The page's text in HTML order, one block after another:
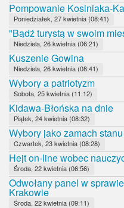
Pompowanie Kosiniaka-
Poniedziałek, 27 kwietnia (08:41)
"Bądź turystą w swoim
Niedziela, 26 kwietnia (06:21)
Kuszenie Gowina
Niedziela, 26 kwietnia (08:41)
Wybory a patriotyzm
Sobota, 25 kwietnia (11:12)
Kidawa-Błońska na dnie
Piątek, 24 kwietnia (08:32)
Wybory jako zamach stanu
Czwartek, 23 kwietnia (08:28)
Hejt on-line wobec
Środa, 22 kwietnia (06:56)
Odwołany panel w
Krakowie
Środa, 22 kwietnia (09:11)